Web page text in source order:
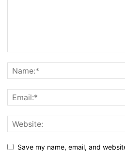
Save my name, email, and